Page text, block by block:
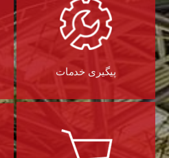
پیگیری خدمات